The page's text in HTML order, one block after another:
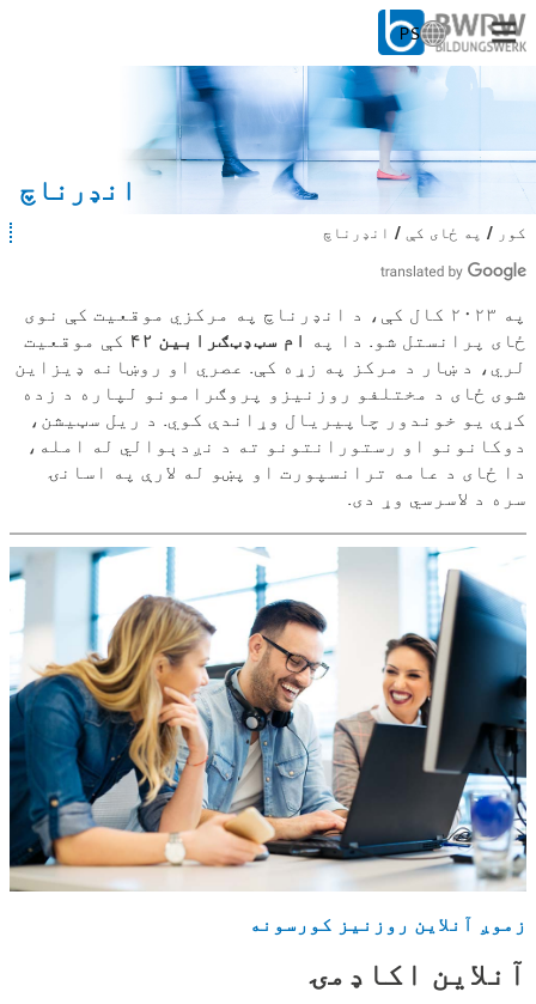
ژ
ب
و
ک
ئ
:
PS
انډرناچ
د خلکو لپاره
د شرکتونو لپاره
زموږ څخه
کار کول
ت
س
د
ل
ت
ی
ا
س
:
کور په ځای کې انډرناچ
په ۲۰۲۳ کال کې، د انډرناچ په مرکزي موقعیت کې نوی
ځای پرانستل شو. دا په ام سټډټګرابین ۴۲
کې موقعیت
لري، د ښار د مرکز په زړه کې. عصري او روښانه ډیزاین
شوی ځای د مختلفو روزنیزو پروګرامونو لپاره د زده
کړې یو خوندور چاپیریال وړاندې کوي. د ریل سټیشن،
دوکانونو او رستورانتونو ته د نږدېوالي له امله،
دا ځای د عامه ترانسپورت او پښو له لارې په اسانۍ
سره د لاسرسي وړ دی.
زموږ آنلاین روزنیز کورسونه
آنلاین اکاډمۍ